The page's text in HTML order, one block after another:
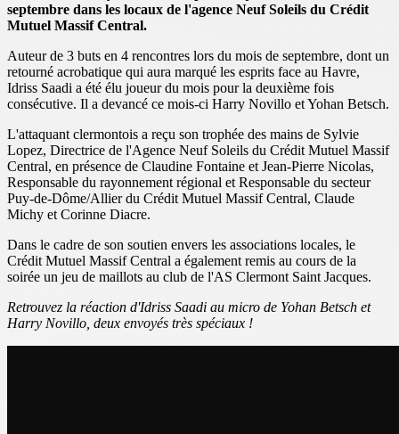
septembre dans les locaux de l'agence Neuf Soleils du Crédit
Mutuel Massif Central.
Auteur de 3 buts en 4 rencontres lors du mois de septembre, dont un
retourné acrobatique qui aura marqué les esprits face au Havre,
Idriss Saadi a été élu joueur du mois pour la deuxième fois
consécutive. Il a devancé ce mois-ci Harry Novillo et Yohan Betsch.
L'attaquant clermontois a reçu son trophée des mains de Sylvie
Lopez, Directrice de l'Agence Neuf Soleils du Crédit Mutuel Massif
Central, en présence de Claudine Fontaine et Jean-Pierre Nicolas,
Responsable du rayonnement régional et Responsable du secteur
Puy-de-Dôme/Allier du Crédit Mutuel Massif Central, Claude
Michy et Corinne Diacre.
Dans le cadre de son soutien envers les associations locales, le
Crédit Mutuel Massif Central a également remis au cours de la
soirée un jeu de maillots au club de l'AS Clermont Saint Jacques.
Retrouvez la réaction d'Idriss Saadi au micro de Yohan Betsch et
Harry Novillo, deux envoyés très spéciaux !